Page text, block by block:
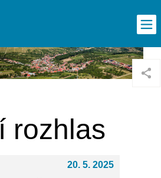
rozhlas
20. 5. 2025